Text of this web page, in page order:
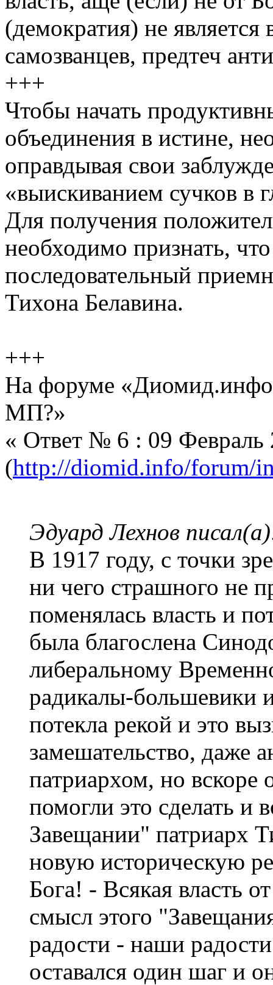
(демократия) не
самозванцев, предтеч
+++
Чтобы начать
объединения в истине,
оправдывая свои
«выискиванием сучков в
Для получения
необходимо признать,
последовательный
Тихона Белавина.
+++
На форуме
МП?»
« Ответ № 6 : 09 Февраль
(http://diomid.info/forum/
Эдуард Лехнов
В 1917 году, с точки
ни чего страшного не
поменялась власть и
была благослена
либеральному
радикалы-большевики
потекла рекой и это
замешательство, даже
патриархом, но вскоре
помогли это сделать и
Завещании" патриарх
новую историческую
Бога! - Всякая власть
смысл этого
радости - наши
оставался один шаг и